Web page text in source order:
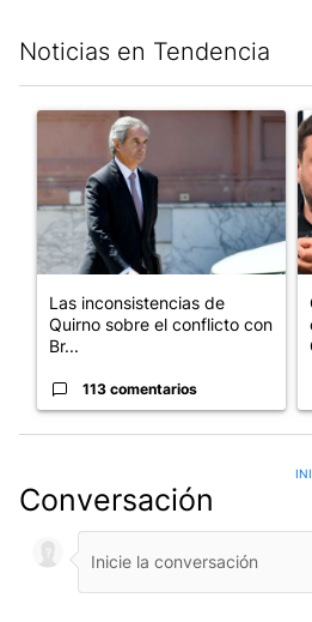
Noticias en Tendencia
Un artículo de tendencia con el
Las inconsistencias de
Quirno sobre el conflicto con
Br...
113 comentarios
Conversación